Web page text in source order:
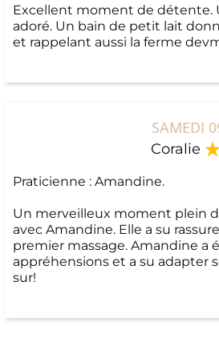
Excellent moment de détente.
adoré. Un bain de petit lait
et rappelant aussi la ferme
SAMEDI
Coralie
Praticienne : Amandine.
Un merveilleux moment plein
avec Amandine. Elle a su
premier massage. Amandine a
appréhensions et a su adapter
sur!